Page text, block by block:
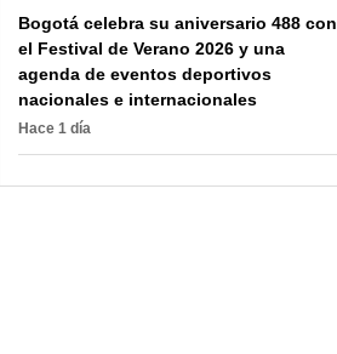
cierra sus puertas a
'Gio' Moreno
Bogotá celebra su aniversario 488 con
el Festival de Verano 2026 y una
agenda de eventos deportivos
nacionales e internacionales
Hace 1 día